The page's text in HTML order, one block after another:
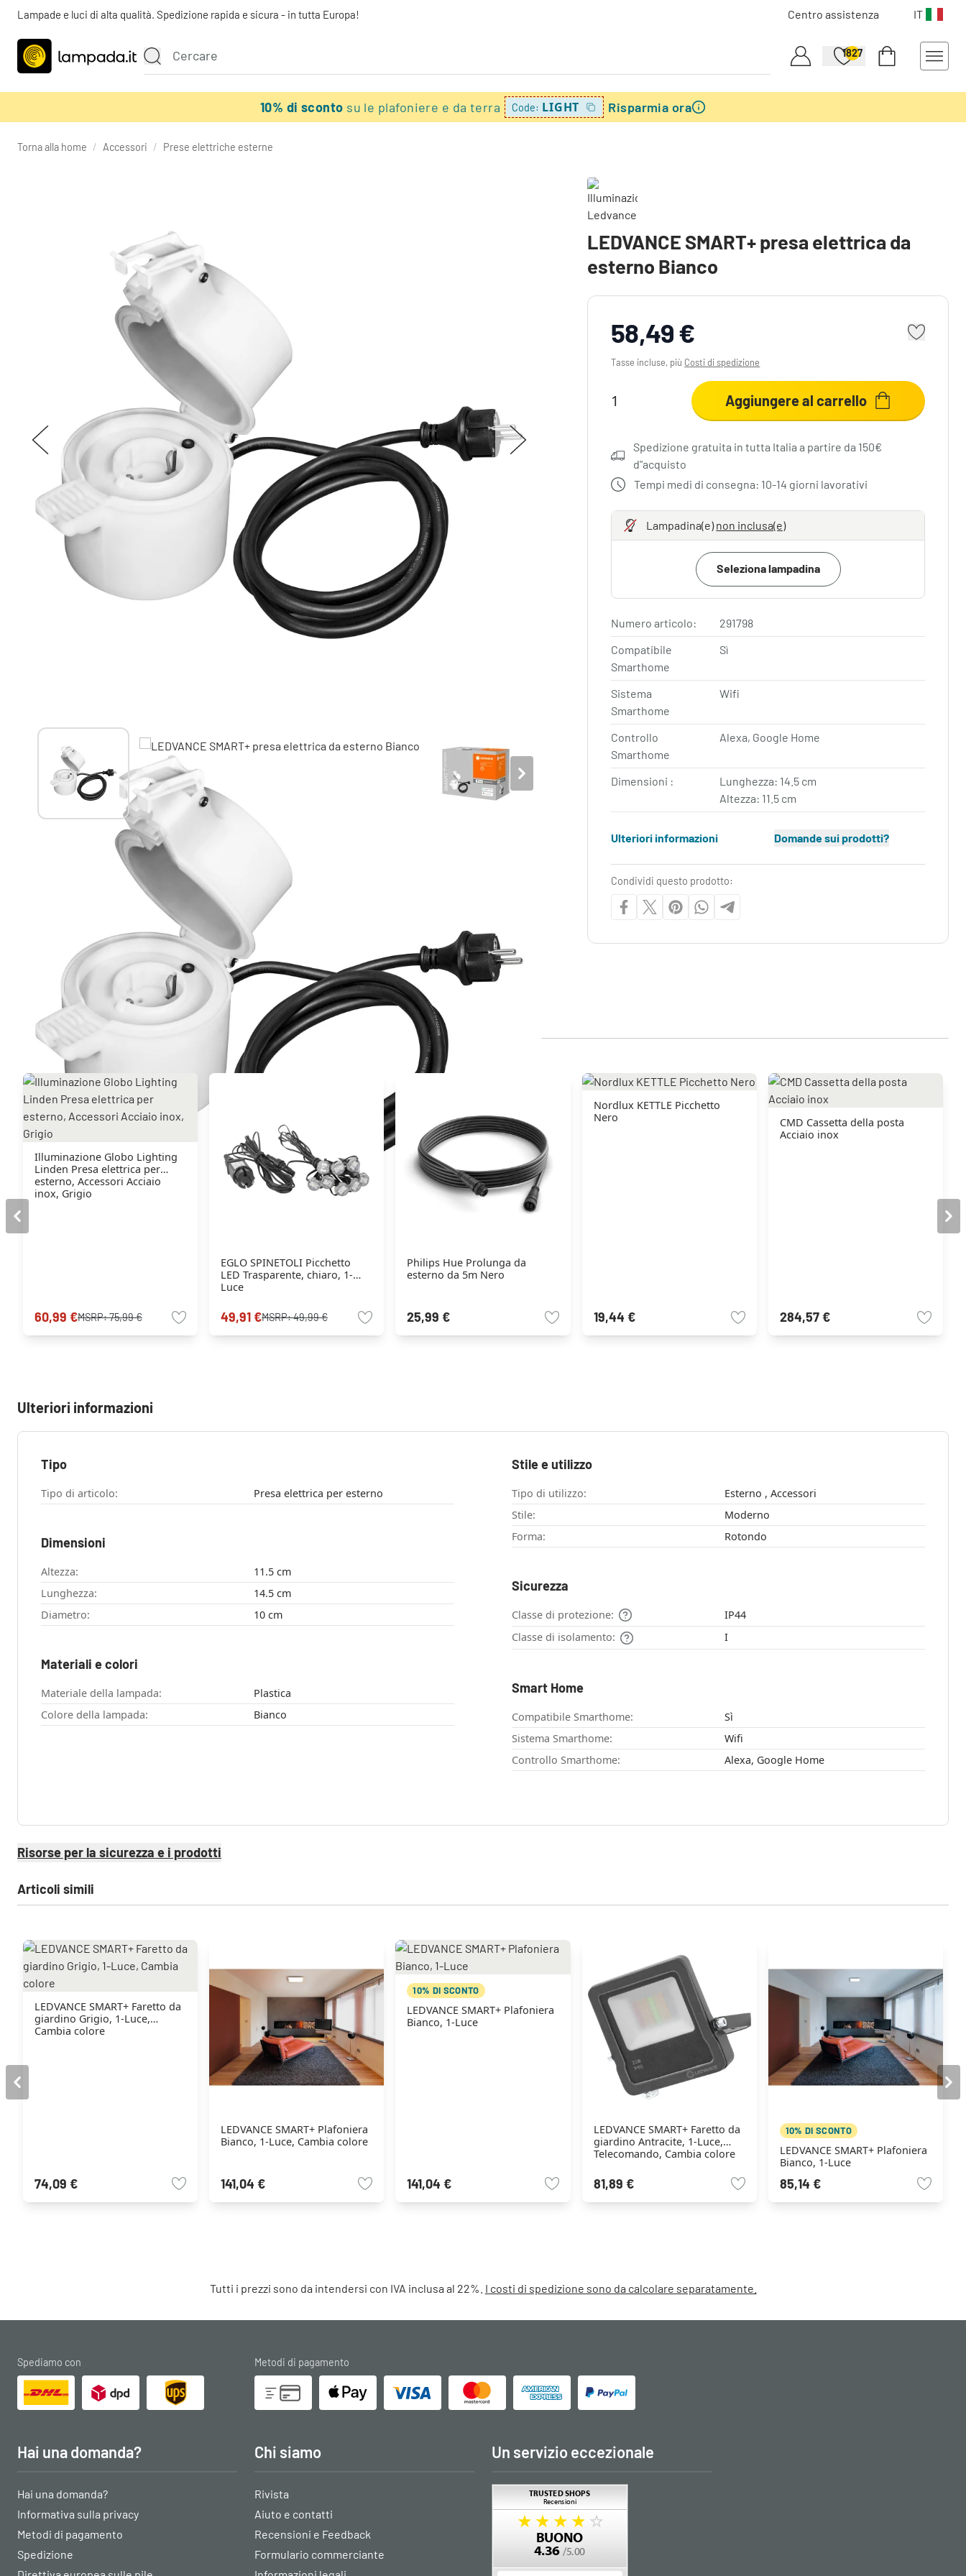
Lampade e luci di alta qualità. Spedizione rapida e sicura - in tutta Europa! Centro assistenza IT
1827
10% di sconto su le plafoniere e da terra Code: LIGHT Risparmia ora
Torna alla home / Accessori / Prese elettriche esterne
LEDVANCE SMART+ presa elettrica da
esterno Bianco
58,49 €
Tasse incluse, più Costi di spedizione
Aggiungere al carrello
Spedizione gratuita in tutta Italia a partire da 150€
d"acquisto
Tempi medi di consegna: 10-14 giorni lavorativi
Lampadina(e)non inclusa(e)
Seleziona lampadina
Numero articolo:
291798
Compatibile
Smarthome
Sì
Sistema
Smarthome
Wifi
Controllo
Smarthome
Alexa, Google Home
Dimensioni :
Lunghezza: 14.5 cm
Altezza: 11.5 cm
Ulteriori informazioni Domande sui prodotti?
Condividi questo prodotto:
Potrebbe piacerti anche
Illuminazione Globo Lighting
Linden Presa elettrica per
esterno, Accessori Acciaio
inox, Grigio
60,99 €MSRP:75,99 €
EGLO SPINETOLI Picchetto
LED Trasparente, chiaro, 1-
Luce
49,91 €MSRP:49,99 €
Philips Hue Prolunga da
esterno da 5m Nero
25,99 €
Nordlux KETTLE Picchetto
Nero
19,44 €
CMD Cassetta della posta
Acciaio inox
284,57 €
Ulteriori informazioni
Tipo
Tipo di articolo: Presa elettrica per esterno
Dimensioni
Altezza:
11.5 cm
Lunghezza:
14.5 cm
Diametro:
10 cm
Materiali e colori
Materiale della lampada:
Plastica
Colore della lampada:
Bianco
Stile e utilizzo
Tipo di utilizzo:
Esterno , Accessori
Stile:
Moderno
Forma:
Rotondo
Sicurezza
Classe di protezione:
IP44
Classe di isolamento:
I
Smart Home
Compatibile Smarthome:
Sì
Sistema Smarthome:
Wifi
Controllo Smarthome:
Alexa, Google Home
Risorse per la sicurezza e i prodotti
Articoli simili
LEDVANCE SMART+ Faretto da
giardino Grigio, 1-Luce,
Cambia colore
74,09 €
LEDVANCE SMART+ Plafoniera
Bianco, 1-Luce, Cambia colore
141,04 €
10% DI SCONTO
LEDVANCE SMART+ Plafoniera
Bianco, 1-Luce
141,04 €
LEDVANCE SMART+ Faretto da
giardino Antracite, 1-Luce,
Telecomando, Cambia colore
81,89 €
10% DI SCONTO
LEDVANCE SMART+ Plafoniera
Bianco, 1-Luce
85,14 €
Tutti i prezzi sono da intendersi con IVA inclusa al 22%. I costi di spedizione sono da calcolare separatamente.
Spediamo con Metodi di pagamento
Hai una domanda?
Hai una domanda?
Informativa sulla privacy
Metodi di pagamento
Spedizione
Chi siamo
Rivista
Aiuto e contatti
Recensioni e Feedback
Formulario commerciante
Un servizio eccezionale